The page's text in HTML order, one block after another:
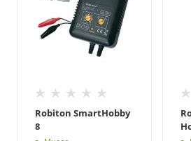
Robiton SmartHobby
8